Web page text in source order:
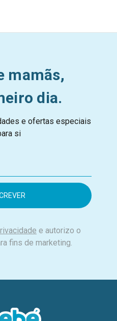
mamãs,
dia.
e ofertas especiais
si
e autorizo o
fins de marketing.